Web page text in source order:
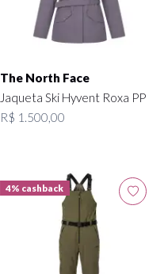
The North Face
Jaqueta Ski Hyvent Roxa PP
R$ 1.500,00
4% cashback